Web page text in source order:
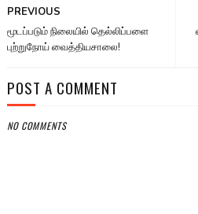
PREVIOUS
மூடப்படும் நிலையில் தெல்லிப்பளை
புற்றுநோய் வைத்தியசாலை!
POST A COMMENT
NO COMMENTS